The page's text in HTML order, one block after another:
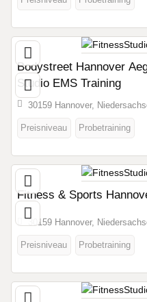
Bodystreet Hannover
Studio EMS Training
30159 Hannover,
Preisniveau Probetraining
Fitness & Sports
30159 Hannover,
Preisniveau Probetraining